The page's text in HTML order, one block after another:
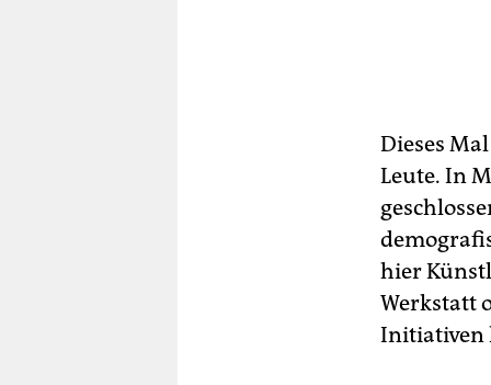
Dieses
Leute. In
hier
Werkstatt
Initiativen